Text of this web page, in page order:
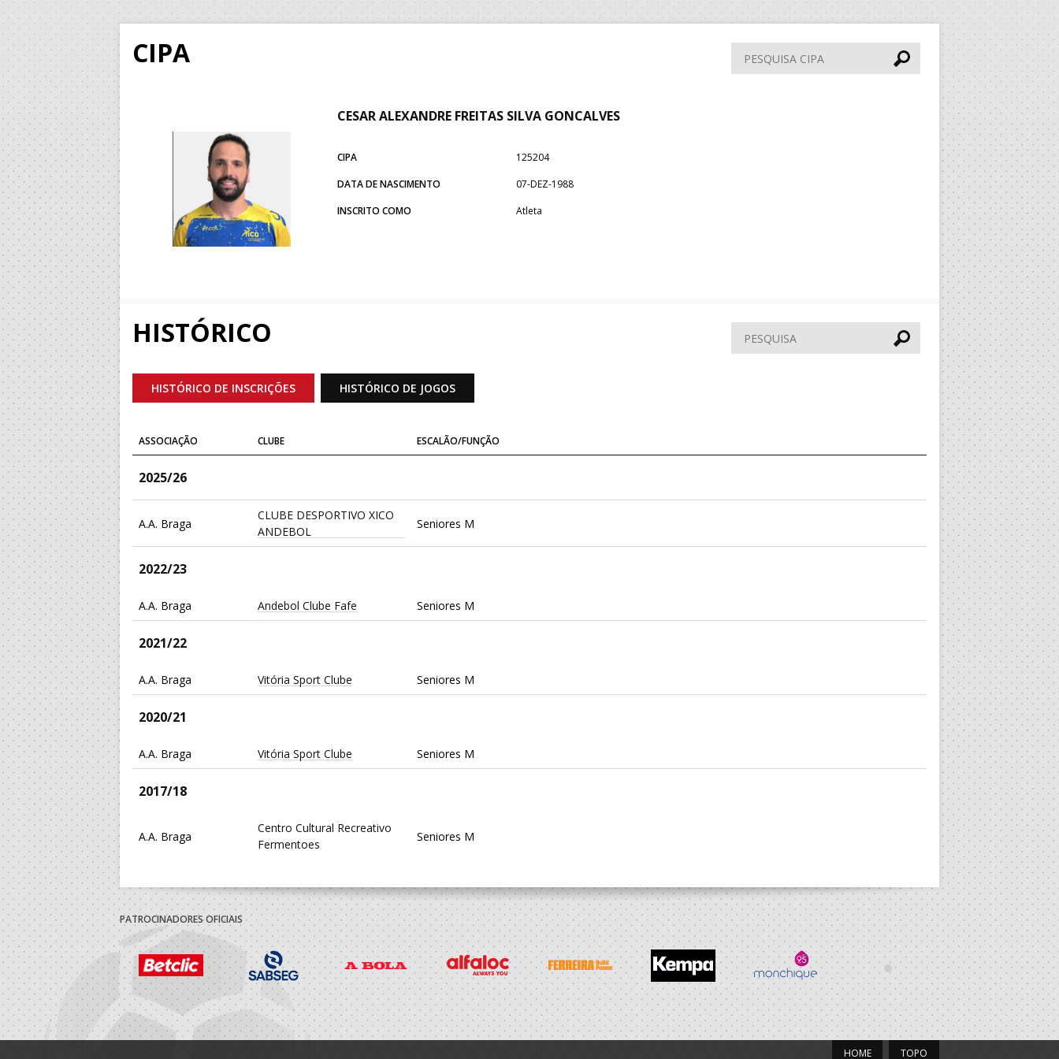
CIPA
Pesquisa
CIPA
CESAR ALEXANDRE FREITAS SILVA GONCALVES
CIPA
125204
DATA DE NASCIMENTO
07-DEZ-1988
INSCRITO COMO
Atleta
HISTÓRICO Pesquisar
HISTÓRICO DE INSCRIÇÕES HISTÓRICO DE JOGOS
ASSOCIAÇÃO CLUBE ESCALÃO/FUNÇÃO
2025/26
A.A. Braga
CLUBE DESPORTIVO XICO
ANDEBOL
Seniores M
2022/23
A.A. Braga Andebol Clube Fafe Seniores M
2021/22
A.A. Braga Vitória Sport Clube Seniores M
2020/21
A.A. Braga Vitória Sport Clube Seniores M
2017/18
A.A. Braga
Centro Cultural Recreativo
Fermentoes
Seniores M
A.A. Braga
CLUBE DESPORTIVO XICO
ANDEBOL
Seniores M
2015/16
A.A. Braga Andebol Clube Fafe Seniores M
PATROCINADORES OFICIAIS
TOPO
HOME